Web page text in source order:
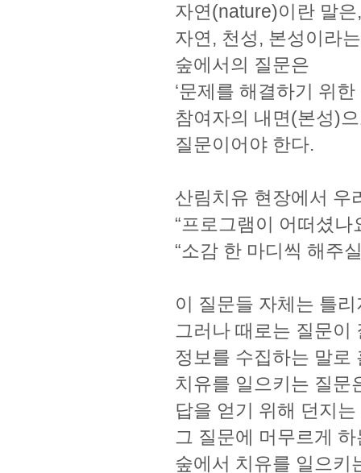
자연(nature)이란 말
자연, 천성, 본성이라
숲에서의 질문은
‘문제를 해결하기 위
참여자의 내면(본성)
질문이어야 한다.
산림치유 현장에서 우
“프로그램이 어떠셨나
“소감 한 마디씩 해주
이 질문들 자체는 틀
그러나 때로는 질문이
정보를 수집하는 말로
치유를 일으키는 질문
답을 얻기 위해 던지
그 질문에 머무르게
숲에서 치유를 일으키